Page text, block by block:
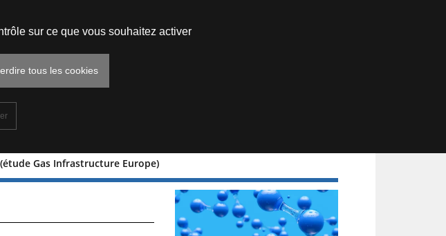
Gas Infrastructure Europe)
d’ici 2020 dans
sur ce que vous souhaitez activer
tous les cookies